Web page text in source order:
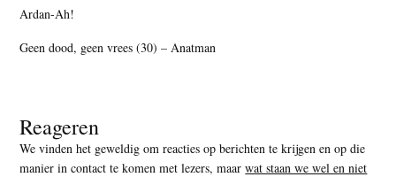
Ardan-Ah!
Geen dood, geen vrees (30) – Anatman
Reageren
We vinden het geweldig om reacties op berichten te krijgen en op die
manier in contact te komen met lezers, maarwat staan we wel en niet